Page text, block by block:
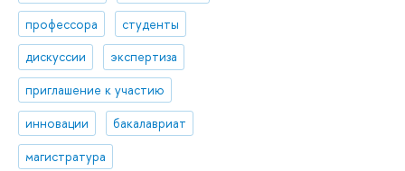
профессора
студенты
дискуссии
экспертиза
приглашение к участию
инновации
бакалавриат
магистратура